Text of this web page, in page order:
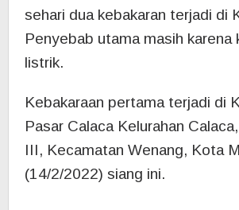
sehari dua kebakaran terjadi di
Penyebab utama masih karena
listrik.
Kebakaraan pertama terjadi di
Pasar Calaca Kelurahan
III, Kecamatan Wenang, Kota
(14/2/2022) siang ini.